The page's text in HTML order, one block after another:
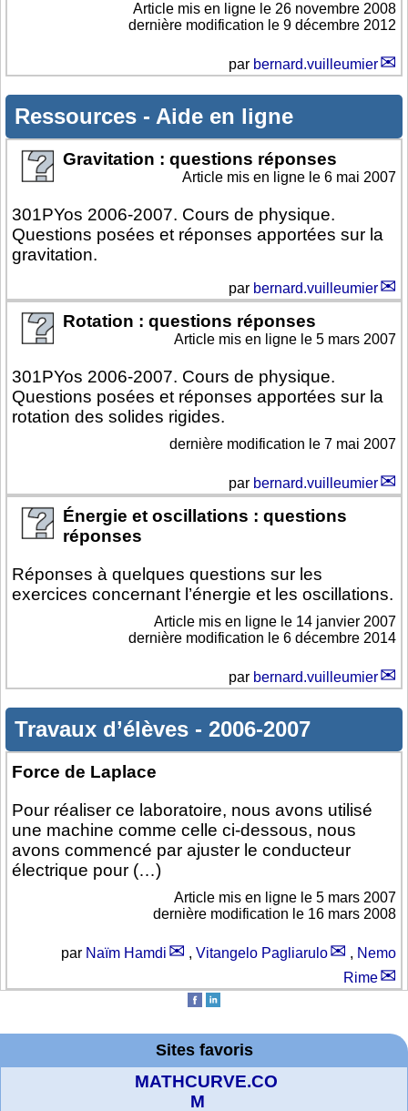
Article mis en ligne le 26 novembre 2008
dernière modification le 9 décembre 2012
par bernard.vuilleumier
Ressources - Aide en ligne
Gravitation : questions réponses
301PYos 2006-2007. Cours de physique.
Questions posées et réponses apportées sur la
gravitation.
Article mis en ligne le 6 mai 2007
par bernard.vuilleumier
Rotation : questions réponses
301PYos 2006-2007. Cours de physique.
Questions posées et réponses apportées sur la
rotation des solides rigides.
Article mis en ligne le 5 mars 2007
dernière modification le 7 mai 2007
par bernard.vuilleumier
Énergie et oscillations : questions
réponses
Réponses à quelques questions sur les
exercices concernant l’énergie et les oscillations.
Article mis en ligne le 14 janvier 2007
dernière modification le 6 décembre 2014
par bernard.vuilleumier
Travaux d’élèves - 2006-2007
Force de Laplace
Pour réaliser ce laboratoire, nous avons utilisé
une machine comme celle ci-dessous, nous
avons commencé par ajuster le conducteur
électrique pour (…)
Article mis en ligne le 5 mars 2007
dernière modification le 16 mars 2008
par Naïm Hamdi , Vitangelo Pagliarulo , Nemo
Rime
Sites favoris
MATHCURVE.CO
M